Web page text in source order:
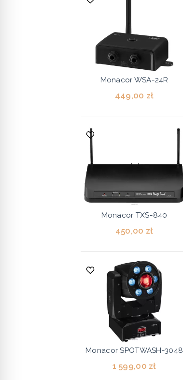
Monacor WSA-24R
449,00 zł
Monacor TXS-840
450,00 zł
Monacor SPOTWASH-3048
1 599,00 zł